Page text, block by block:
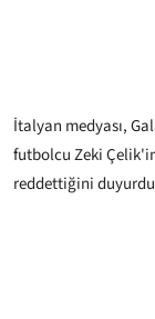
İtalyan medyası,
futbolcu Zeki Çelik'in
reddettiğini